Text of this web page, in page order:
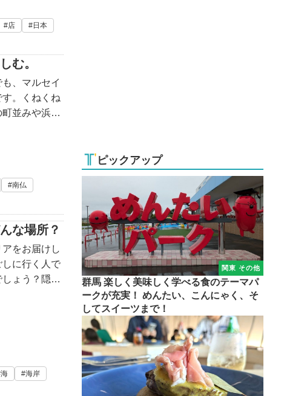
店
日本
む。
、マルセイ
。くねくね
並みや浜
南仏
な場所？
をお届けし
に行く人で
ょう？隠れ
海
海岸
ピックアップ
関東 その他
群馬 楽しく美味しく学べる食のテーマパ
ークが充実！ めんたい、こんにゃく、そ
してスイーツまで！